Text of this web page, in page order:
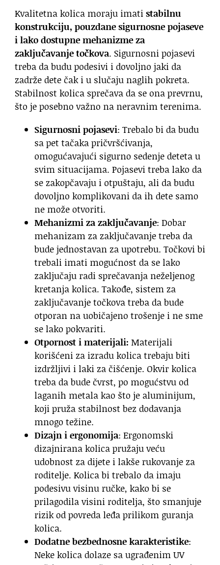
Kvalitetna kolica moraju imatistabilnu
konstrukciju, pouzdane sigurnosne pojaseve
i lako dostupne mehanizme za
zaključavanje točkova. Sigurnosni pojasevi
treba da budu podesivi i dovoljno jaki da
zadrže dete čak i u slučaju naglih pokreta.
Stabilnost kolica sprečava da se ona prevrnu,
što je posebno važno na neravnim terenima.
Sigurnosni pojasevi: Trebalo bi da budu
sa pet tačaka pričvršćivanja,
omogućavajući sigurno sedenje deteta u
svim situacijama. Pojasevi treba lako da
se zakopčavaju i otpuštaju, ali da budu
dovoljno komplikovani da ih dete samo
ne može otvoriti.
Mehanizmi za zaključavanje: Dobar
mehanizam za zaključavanje treba da
bude jednostavan za upotrebu. Točkovi bi
trebali imati mogućnost da se lako
zaključaju radi sprečavanja neželjenog
kretanja kolica. Takođe, sistem za
zaključavanje točkova treba da bude
otporan na uobičajeno trošenje i ne sme
se lako pokvariti.
Otpornost i materijali: Materijali
korišćeni za izradu kolica trebaju biti
izdržljivi i laki za čišćenje. Okvir kolica
treba da bude čvrst, po mogućstvu od
laganih metala kao što je aluminijum,
koji pruža stabilnost bez dodavanja
mnogo težine.
Dizajn i ergonomija: Ergonomski
dizajnirana kolica pružaju veću
udobnost za dijete i lakše rukovanje za
roditelje. Kolica bi trebalo da imaju
podesivu visinu ručke, kako bi se
prilagodila visini roditelja, što smanjuje
rizik od povreda leđa prilikom guranja
kolica.
Dodatne bezbednosne karakteristike:
Neke kolica dolaze sa ugrađenim UV